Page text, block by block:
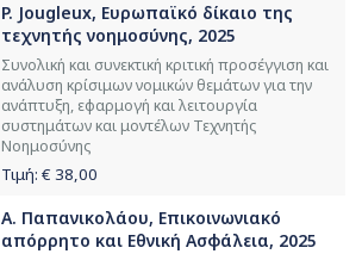
P. Jougleux, Ευρωπαϊκό δίκαιο της
τεχνητής νοημοσύνης, 2025
Συνολική και συνεκτική κριτική προσέγγιση και
ανάλυση κρίσιμων νομικών θεμάτων για την
ανάπτυξη, εφαρμογή και λειτουργία
συστημάτων και μοντέλων Τεχνητής
Νοημοσύνης
Τιμή: € 38,00
Α. Παπανικολάου, Επικοινωνιακό
απόρρητο και Εθνική Ασφάλεια, 2025